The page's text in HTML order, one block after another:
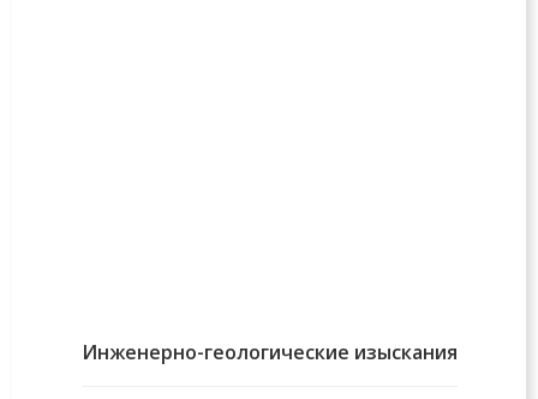
Инженерно-геологические изыскания